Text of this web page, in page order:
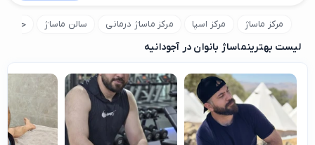
مرکز ماساژ مرکز اسپا مرکز ماساژ درمانی سالن ماساژ حمام
لیست بهترینماساژ بانوان در آجودانیه